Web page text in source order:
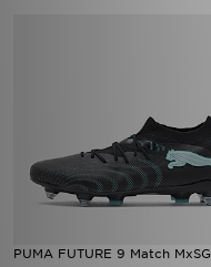
PUMA FUTURE 9 Match MxSG